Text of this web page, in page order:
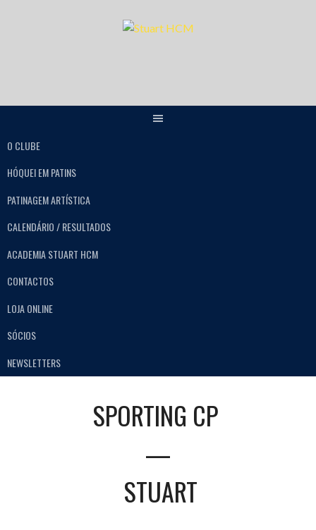
O CLUBE
HÓQUEI EM PATINS
PATINAGEM ARTÍSTICA
CALENDÁRIO / RESULTADOS
ACADEMIA STUART HCM
CONTACTOS
LOJA ONLINE
SÓCIOS
NEWSLETTERS
SPORTING CP
—
STUART